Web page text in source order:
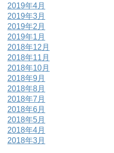
2019年4月
2019年3月
2019年2月
2019年1月
2018年12月
2018年11月
2018年10月
2018年9月
2018年8月
2018年7月
2018年6月
2018年5月
2018年4月
2018年3月